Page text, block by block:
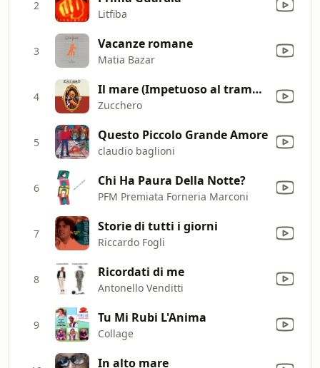
2
Litfiba
3 Vacanze romane
Matia Bazar
4 Il mare (Impetuoso al tramonto sali'sulla luna e dietro una tendina di stelle...) [Live 2008]
Zucchero
5 Questo Piccolo Grande Amore
claudio baglioni
6 Chi Ha Paura Della Notte?
PFM Premiata Forneria Marconi
7 Storie di tutti i giorni
Riccardo Fogli
8 Ricordati di me
Antonello Venditti
9 Tu Mi Rubi L'Anima
Collage
In alto mare